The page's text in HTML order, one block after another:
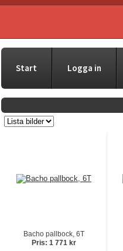
Start Logga in
Bacho pallbock, 6T
Pris: 1 771 kr